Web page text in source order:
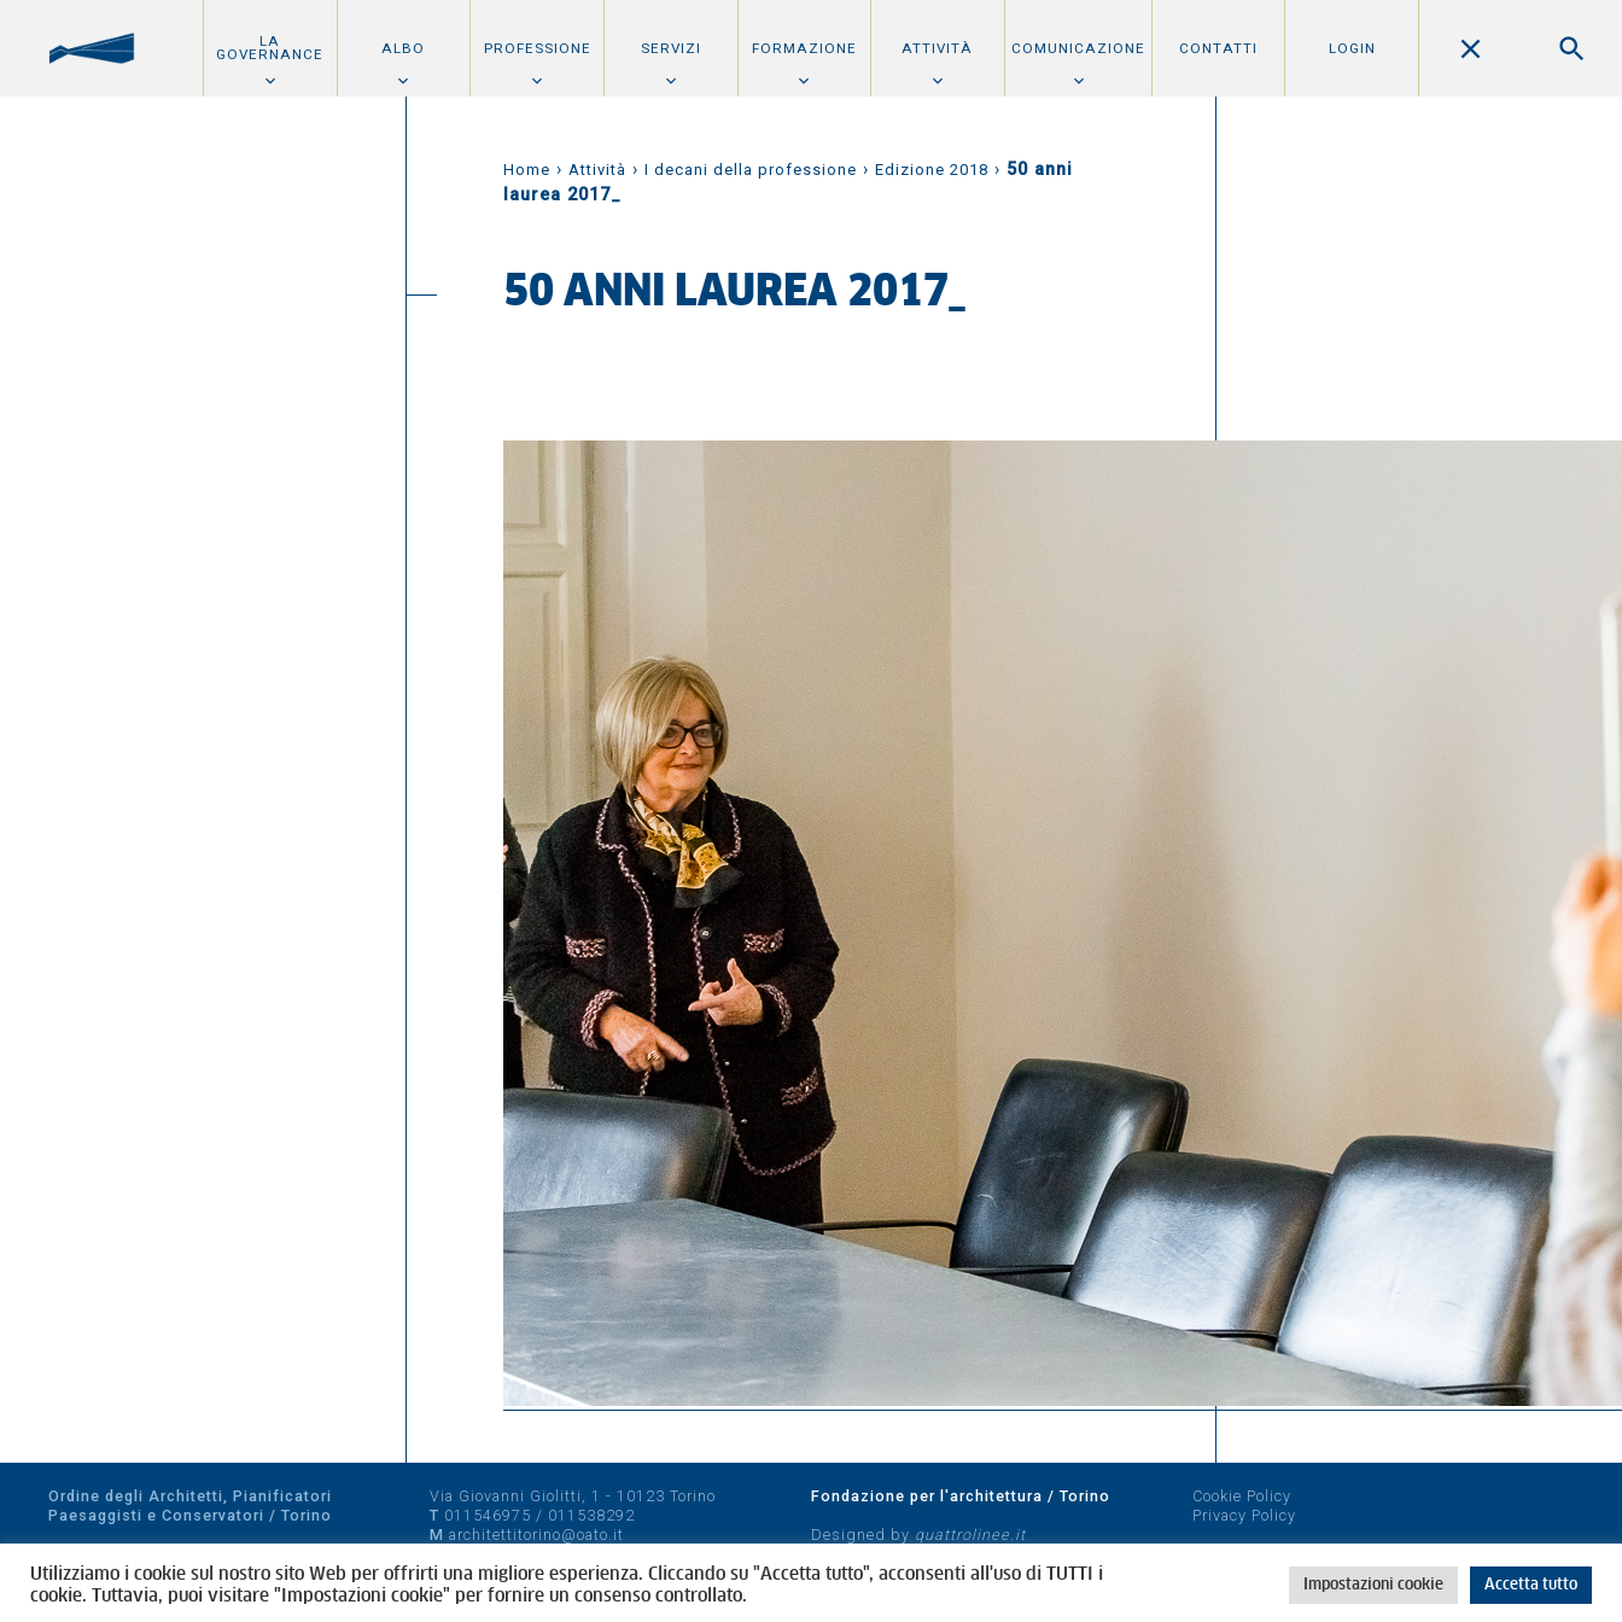
LA
GOVERNANCE ALBO PROFESSIONE SERVIZI FORMAZIONE ATTIVITÀ COMUNICAZIONE CONTATTI LOGIN
Home › Attività › I decani della professione › Edizione 2018 › 50 anni
laurea 2017_
50 ANNI LAUREA 2017_
Ordine degli Architetti, Pianificatori
Paesaggisti e Conservatori / Torino
CF 80089280012
Via Giovanni Giolitti, 1 - 10123 Torino
T 011546975 / 011538292
M architettitorino@oato.it
Fondazione per l'architettura / Torino
Designed by quattrolinee.it
Cookie Policy
Privacy Policy
Utilizziamo i cookie sul nostro sito Web per offrirti una migliore esperienza. Cliccando su "Accetta tutto", acconsenti all'uso di TUTTI i
cookie. Tuttavia, puoi visitare "Impostazioni cookie" per fornire un consenso controllato.
Impostazioni cookie Accetta tutto